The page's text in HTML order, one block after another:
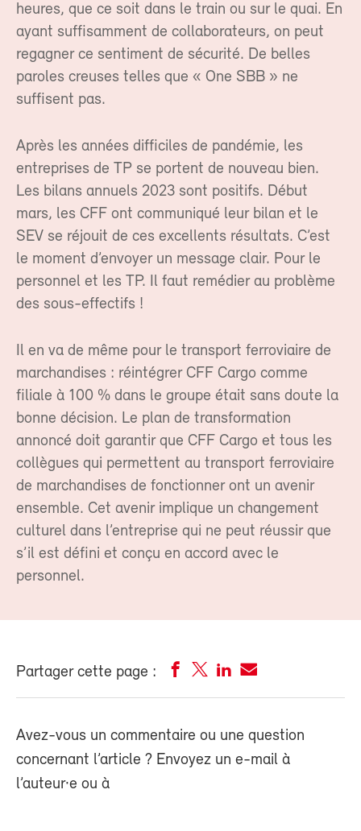
heures, que ce soit dans le train ou sur le quai. En
ayant suffisamment de collaborateurs, on peut
regagner ce sentiment de sécurité. De belles
paroles creuses telles que « One SBB » ne
suffisent pas.
Après les années difficiles de pandémie, les
entreprises de TP se portent de nouveau bien.
Les bilans annuels 2023 sont positifs. Début
mars, les CFF ont communiqué leur bilan et le
SEV se réjouit de ces excellents résultats. C’est
le moment d’envoyer un message clair. Pour le
personnel et les TP. Il faut remédier au problème
des sous-effectifs !
Il en va de même pour le transport ferroviaire de
marchandises : réintégrer CFF Cargo comme
filiale à 100 % dans le groupe était sans doute la
bonne décision. Le plan de transformation
annoncé doit garantir que CFF Cargo et tous les
collègues qui permettent au transport ferroviaire
de marchandises de fonctionner ont un avenir
ensemble. Cet avenir implique un changement
culturel dans l’entreprise qui ne peut réussir que
s’il est défini et conçu en accord avec le
personnel.
Partager cette page :
Avez-vous un commentaire ou une question
concernant l’article ? Envoyez un e-mail à
l’auteur·e ou à